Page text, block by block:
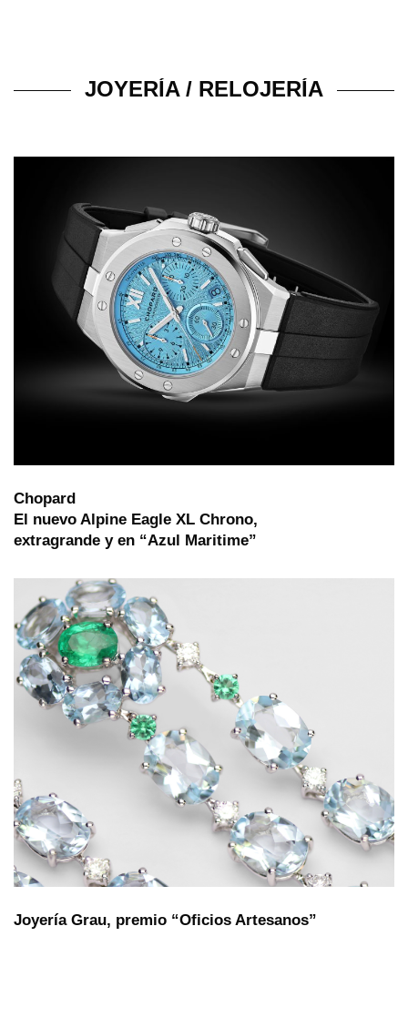
JOYERÍA / RELOJERÍA
Chopard
El nuevo Alpine Eagle XL Chrono,
extragrande y en “Azul Maritime”
Joyería Grau, premio “Oficios Artesanos”